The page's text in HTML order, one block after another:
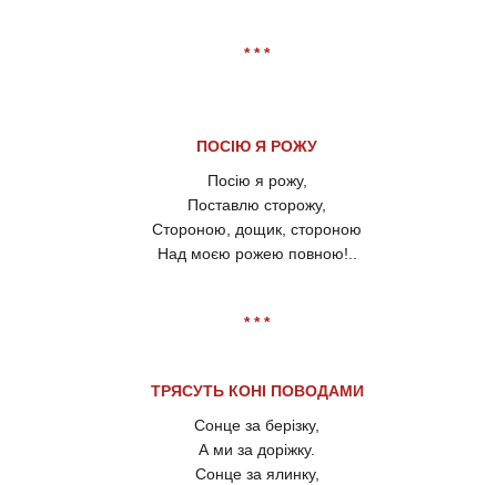
* * *
ПОСІЮ Я РОЖУ
Посію я рожу,
Поставлю сторожу,
Стороною, дощик, стороною
Над моєю рожею повною!..
* * *
ТРЯСУТЬ КОНІ ПОВОДАМИ
Сонце за берізку,
А ми за доріжку.
Сонце за ялинку,